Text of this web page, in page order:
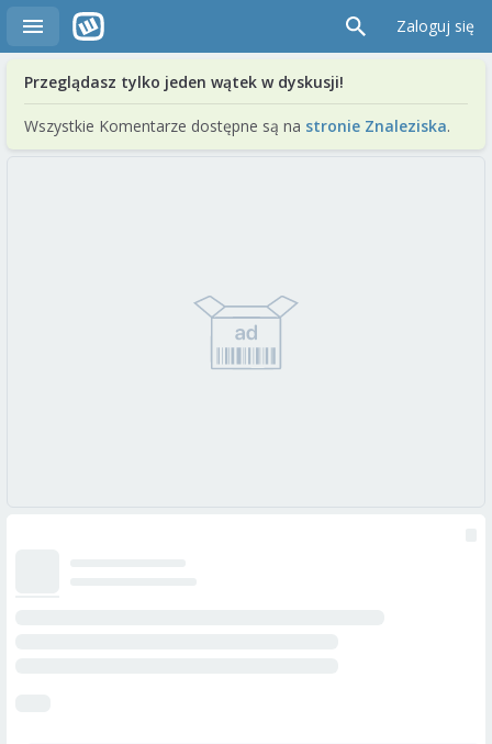
Zaloguj się
Przeglądasz tylko jeden wątek w dyskusji!
Wszystkie Komentarze dostępne są na stronie Znaleziska.